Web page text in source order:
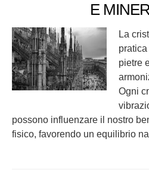
E
La
pratica
pietre
Ogni
possono influenzare il nostro
fisico, favorendo un equilibrio